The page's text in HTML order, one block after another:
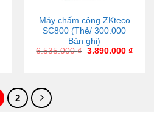
Máy chấm công ZKteco
SC800 (Thẻ/ 300.000
Bản ghi)
6.535.000₫ 3.890.000 ₫
2